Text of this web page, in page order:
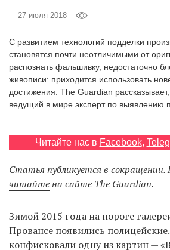
EN
UA
27 июля 2018
С развитием технологий подделки
становятся почти неотличимыми от
распознать фальшивку, недостаточно
живописи: приходится использовать
достижения. The Guardian
ведущий в мире эксперт по выявлению
Читайте нас в Facebook,
Статья публикуется в сокращении.
читайтена сайте The Guardian.
Зимой 2015 года на пороге
Провансе появились
конфисковали одну из картин —